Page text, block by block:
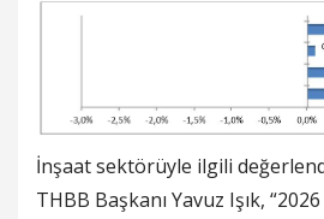
İnşaat sektörüyle ilgili
THBB Başkanı Yavuz Işık, “2026